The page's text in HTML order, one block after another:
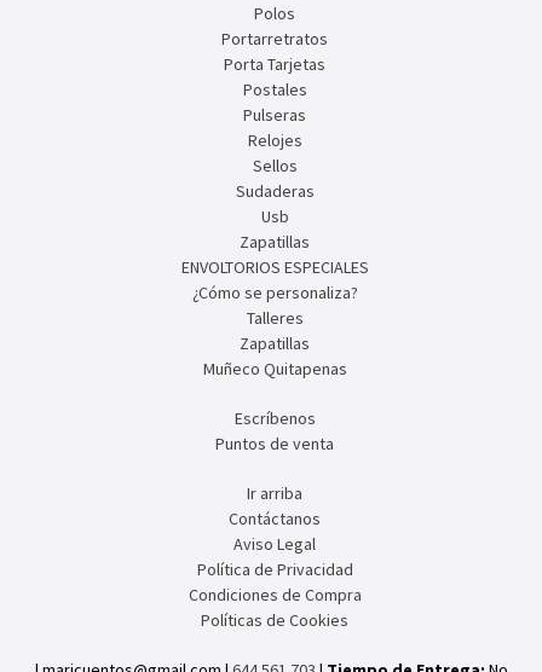
Polos
Portarretratos
Porta Tarjetas
Postales
Pulseras
Relojes
Sellos
Sudaderas
Usb
Zapatillas
ENVOLTORIOS ESPECIALES
¿Cómo se personaliza?
Talleres
Zapatillas
Muñeco Quitapenas
Escríbenos
Puntos de venta
Ir arriba
Contáctanos
Aviso Legal
Política de Privacidad
Condiciones de Compra
Políticas de Cookies